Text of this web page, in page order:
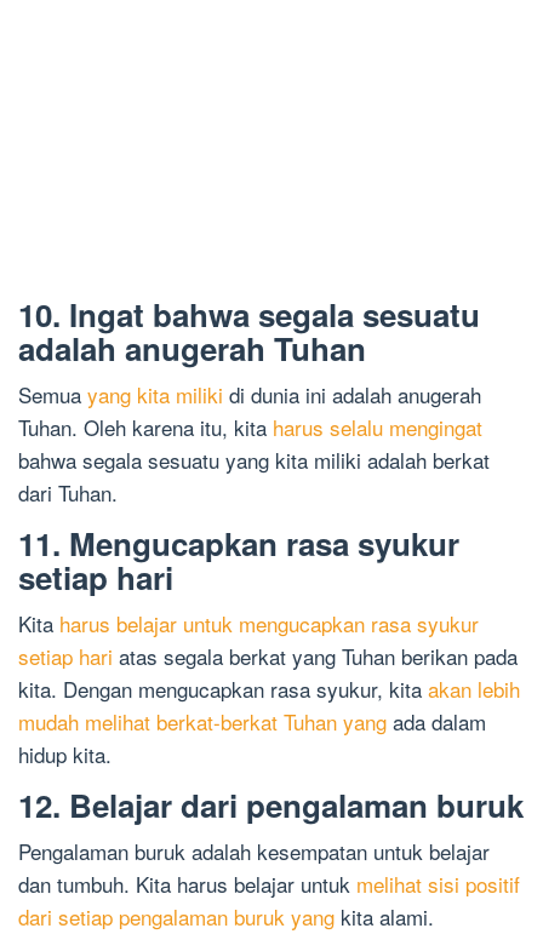
10. Ingat bahwa segala sesuatu
adalah anugerah Tuhan
Semua yang kita miliki di dunia ini adalah anugerah
Tuhan. Oleh karena itu, kita harus selalu mengingat
bahwa segala sesuatu yang kita miliki adalah berkat
dari Tuhan.
11. Mengucapkan rasa syukur
setiap hari
Kita harus belajar untuk mengucapkan rasa syukur
setiap hari atas segala berkat yang Tuhan berikan pada
kita. Dengan mengucapkan rasa syukur, kita akan lebih
mudah melihat berkat-berkat Tuhan yang ada dalam
hidup kita.
12. Belajar dari pengalaman buruk
Pengalaman buruk adalah kesempatan untuk belajar
dan tumbuh. Kita harus belajar untuk melihat sisi positif
dari setiap pengalaman buruk yang kita alami.